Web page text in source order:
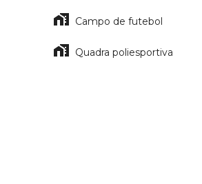
Campo de futebol
Quadra poliesportiva